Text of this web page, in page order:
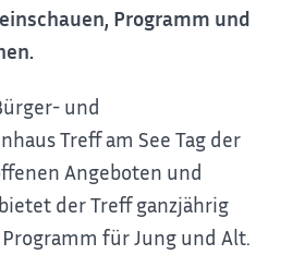
Programm und
und
Treff am See Tag der
Angeboten und
der Treff ganzjährig
für Jung und Alt.